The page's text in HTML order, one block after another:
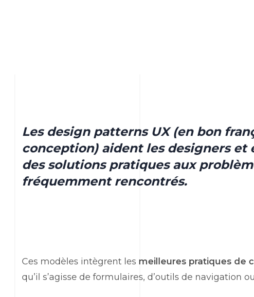
Les design patterns UX (en bon
conception) aident les designers et
des solutions pratiques aux
fréquemment rencontrés.
Ces modèles intègrent les meilleures pratiques de
qu’il s’agisse de formulaires, d’outils de navigation